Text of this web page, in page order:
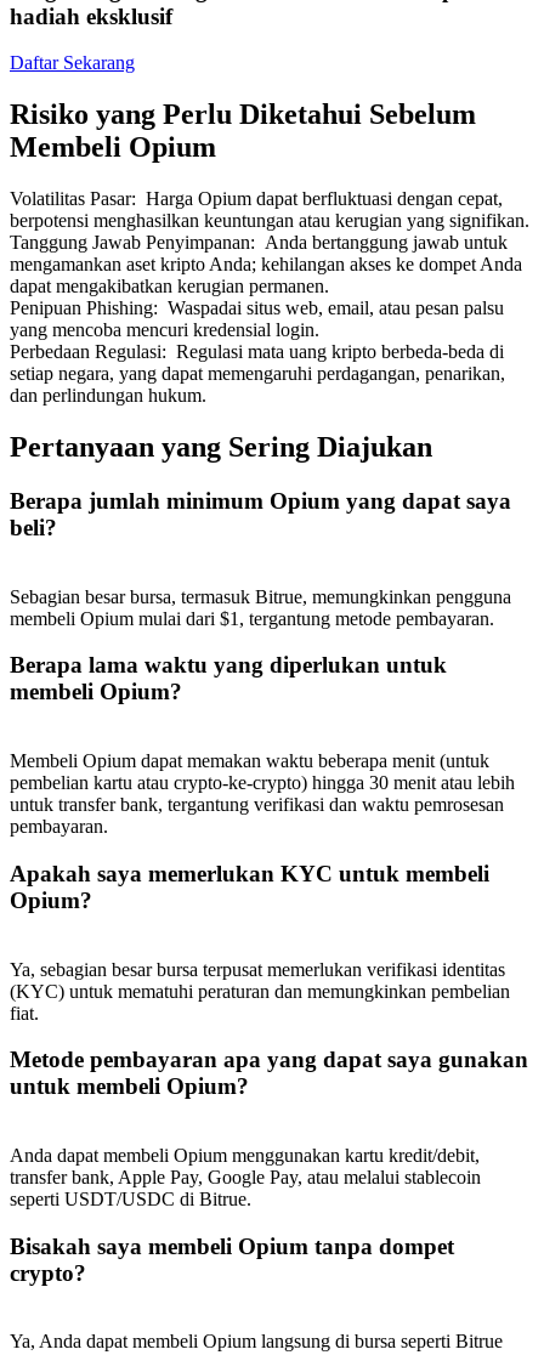
Afiliasi Bitrue
Hingga 65% Komisi!
Referensi
Undang teman untuk mendapatkan imbalan tunai
BTC Welcome Rewards
BTC Welcome Rewards
Deposit & Trade BTC to Share 25000 USDT prize pool!
Deposit CASHCAT & Win
Register & Trade to Win 500,000 USDT
Precious Metals Trading Carnival
hadiah eksklusif
Daftar Sekarang
Risiko yang Perlu Diketahui Sebelum
Membeli Opium
Volatilitas Pasar: Harga Opium dapat berfluktuasi dengan cepat,
berpotensi menghasilkan keuntungan atau kerugian yang signifikan.
Tanggung Jawab Penyimpanan: Anda bertanggung jawab untuk
mengamankan aset kripto Anda; kehilangan akses ke dompet Anda
dapat mengakibatkan kerugian permanen.
Penipuan Phishing: Waspadai situs web, email, atau pesan palsu
yang mencoba mencuri kredensial login.
Perbedaan Regulasi: Regulasi mata uang kripto berbeda-beda di
setiap negara, yang dapat memengaruhi perdagangan, penarikan,
dan perlindungan hukum.
Pertanyaan yang Sering Diajukan
Berapa jumlah minimum Opium yang dapat saya
beli?
Sebagian besar bursa, termasuk Bitrue, memungkinkan pengguna
membeli Opium mulai dari $1, tergantung metode pembayaran.
Berapa lama waktu yang diperlukan untuk
membeli Opium?
Membeli Opium dapat memakan waktu beberapa menit (untuk
pembelian kartu atau crypto-ke-crypto) hingga 30 menit atau lebih
untuk transfer bank, tergantung verifikasi dan waktu pemrosesan
pembayaran.
Apakah saya memerlukan KYC untuk membeli
Opium?
Ya, sebagian besar bursa terpusat memerlukan verifikasi identitas
(KYC) untuk mematuhi peraturan dan memungkinkan pembelian
fiat.
Metode pembayaran apa yang dapat saya gunakan
untuk membeli Opium?
Anda dapat membeli Opium menggunakan kartu kredit/debit,
transfer bank, Apple Pay, Google Pay, atau melalui stablecoin
seperti USDT/USDC di Bitrue.
Bisakah saya membeli Opium tanpa dompet
crypto?
Ya, Anda dapat membeli Opium langsung di bursa seperti Bitrue